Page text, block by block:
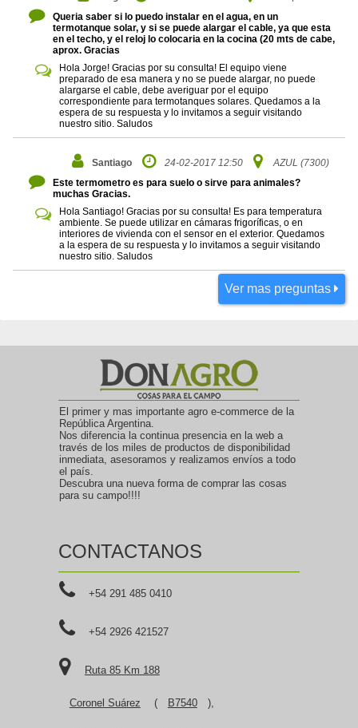
Queria saber si lo puedo instalar en el agua, en un
termotanque solar, y si se puede alargar el cable, ya que esta
en el techo, y el reloj lo colocaria en la cocina (20 mts de cabe,
aprox. Gracias
Hola Jorge! Gracias por su consulta! El equipo viene
preparado de esa manera y no se puede alargar, no puede
alargarse el cable, debe averiguar por el equipo
correspondiente para termotanques solares. Quedamos a la
espera de su respuesta y lo invitamos a seguir visitando
nuestro sitio. Saludos
Santiago 24-02-2017 12:50
AZUL (7300)
Este termometro es para suelo o sirve para animales?
muchas Gracias.
Hola Santiago! Gracias por su consulta! Es para temperatura
ambiente. Se puede utilizar en cámaras frigoríficas, o en
interiores de vivienda con el sensor en el exterior. Quedamos
a la espera de su respuesta y lo invitamos a seguir visitando
nuestro sitio. Saludos
Ver mas preguntas
El primer y mas importante agro e-commerce de la
República Argentina.
Nos diferencia la continua presencia en la web a
través de los miles de productos de disponibilidad
inmediata, asesoramos y realizamos envíos a todo
el país.
Descubra una nueva forma de comprar las cosas
para su campo!!!!
CONTACTANOS
+54 291 485 0410
+54 2926 421527
Ruta 85 Km 188
Coronel Suárez ( B7540 ),